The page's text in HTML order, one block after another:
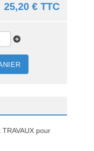
25,20 € TTC
pour